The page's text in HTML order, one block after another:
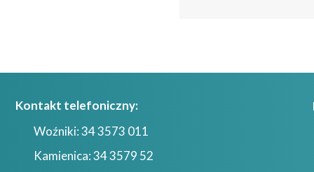
Kamienica: 34 3579 52
Woźniki: 34 3573 011
Kontakt telefoniczny: